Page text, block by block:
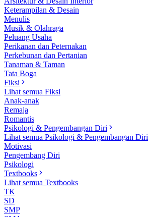
Keterampilan & Desain
Menulis
Musik & Olahraga
Peluang Usaha
Perikanan dan Peternakan
Perkebunan dan Pertanian
Tanaman & Taman
Tata Boga
Fiksi
Lihat semua Fiksi
Anak-anak
Remaja
Romantis
Psikologi & Pengembangan Diri
Lihat semua Psikologi & Pengembangan Diri
Motivasi
Pengembang Diri
Psikologi
Textbooks
Lihat semua Textbooks
TK
SD
SMP